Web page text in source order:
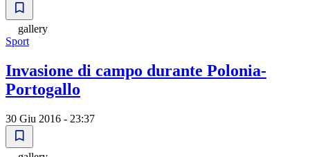
gallery
Sport
Invasione di campo durante Polonia-
Portogallo
30 Giu 2016 - 23:37